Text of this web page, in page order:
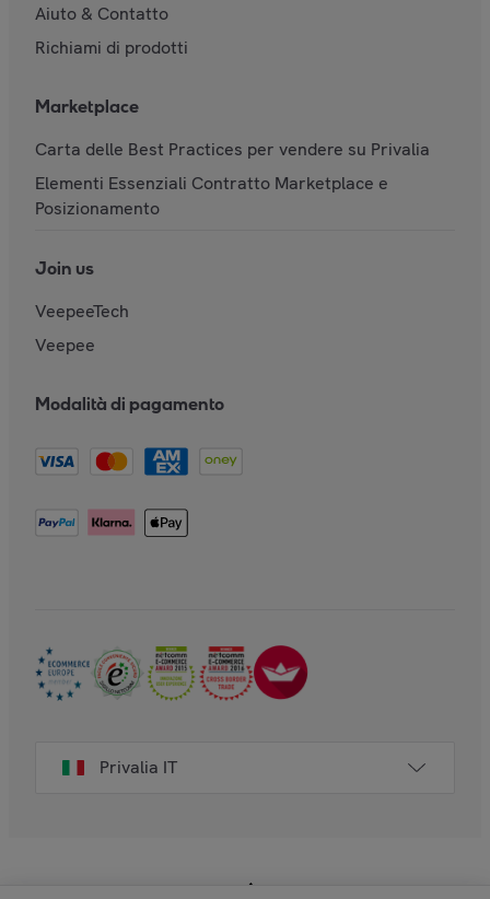
Aiuto & Contatto
Richiami di prodotti
Marketplace
Carta delle Best Practices per vendere su Privalia
Elementi Essenziali Contratto Marketplace e
Posizionamento
Join us
VeepeeTech
Veepee
Modalità di pagamento
Privalia IT